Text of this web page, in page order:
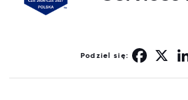
Podziel się: Facebook